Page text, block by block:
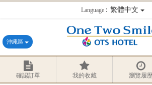
Language：繁體中文
沖繩區
確認訂單 我的收藏 瀏覽履歷